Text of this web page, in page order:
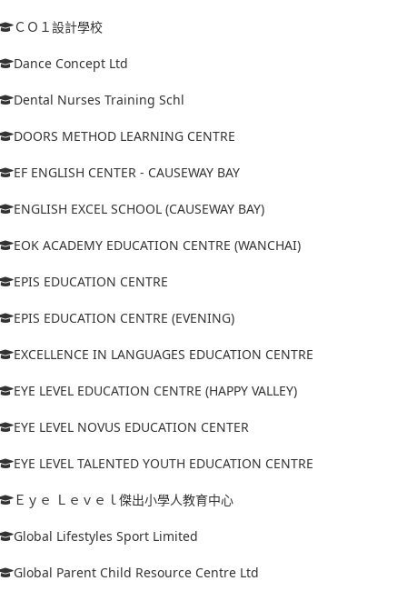
ＣＯ１設計學校
Dance Concept Ltd
Dental Nurses Training Schl
DOORS METHOD LEARNING CENTRE
EF ENGLISH CENTER - CAUSEWAY BAY
ENGLISH EXCEL SCHOOL (CAUSEWAY BAY)
EOK ACADEMY EDUCATION CENTRE (WANCHAI)
EPIS EDUCATION CENTRE
EPIS EDUCATION CENTRE (EVENING)
EXCELLENCE IN LANGUAGES EDUCATION CENTRE
EYE LEVEL EDUCATION CENTRE (HAPPY VALLEY)
EYE LEVEL NOVUS EDUCATION CENTER
EYE LEVEL TALENTED YOUTH EDUCATION CENTRE
Ｅｙｅ Ｌｅｖｅｌ傑出小學人教育中心
Global Lifestyles Sport Limited
Global Parent Child Resource Centre Ltd